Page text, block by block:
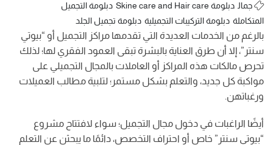
جمال دبلومة Skine care and Hair care
دبلومة التجميل
المتكاملة دبلومة التركيبات التجميلية دبلومة تجميل الجلد
بالرغم من الخدمات العديدة التي تقدمها مراكز التجميل أو “بيوتي
سنتر”، إلا أن طرق العناية بالبشرة تبقى العمود الفقري لها؛ لذلك
تحرص مالكات هذه المراكز أو العاملات بالمجال التجميلي على
مواكبة كل جديد، والتعلم بشكل مستمر؛ لتلبية مطالب العميلات
ورغباتهن.
أيضًا الراغبات في دخول مجال التجميل؛ سواء لافتتاح مشروع
“بيوتي سنتر” خاص أو احتراف التخصص، دائمًا ما يبحثن عن التعلم